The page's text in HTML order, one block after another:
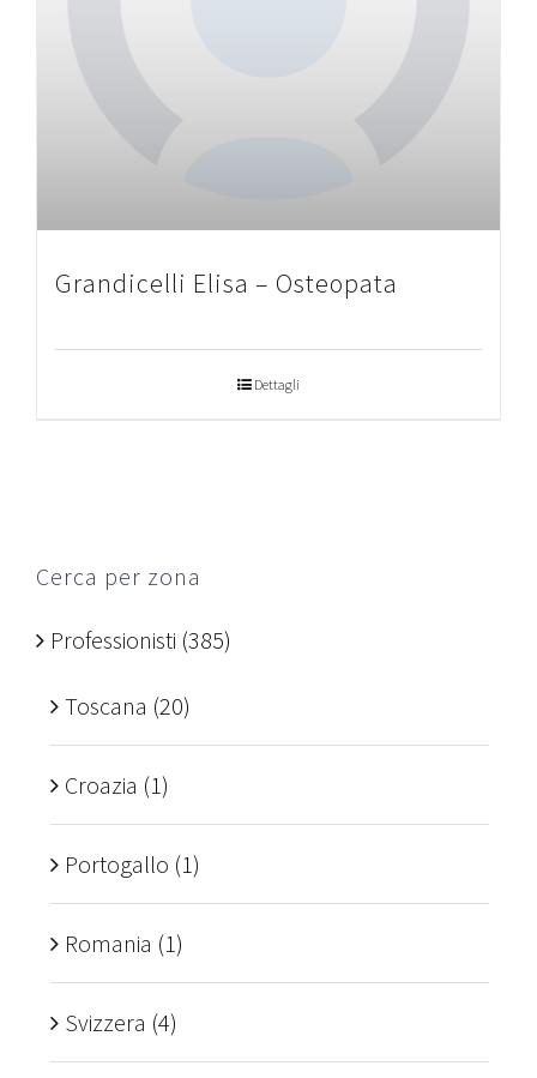
Grandicelli Elisa – Osteopata
Dettagli
Cerca per zona
Professionisti (385)
Toscana (20)
Croazia (1)
Portogallo (1)
Romania (1)
Svizzera (4)